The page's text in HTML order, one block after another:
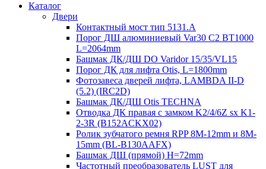
Каталог
Двери
Контактный мост тип 5131.A
Порог ДШ алюминиевый Var30 C2 BT1000
L=2064mm
Башмак ДК/ДШ DO Varidor 15/35/VL15
Порог ДК для лифта Otis, L=1800mm
Фотозавеса дверей лифта, LAMBDA II-D
(5.2) (IRC2D)
Башмак ДК/ДШ Otis TECHNA
Отводка ДК правая с замком K2/4/6Z sx K1-
2-3R (B152ACKX02)
Ролик зубчатого ремня RPP 8M-12mm и 8M-
15mm (BL-B130AAFX)
Башмак ДШ (прямой) H=72mm
Частотный преобразователь LUST для